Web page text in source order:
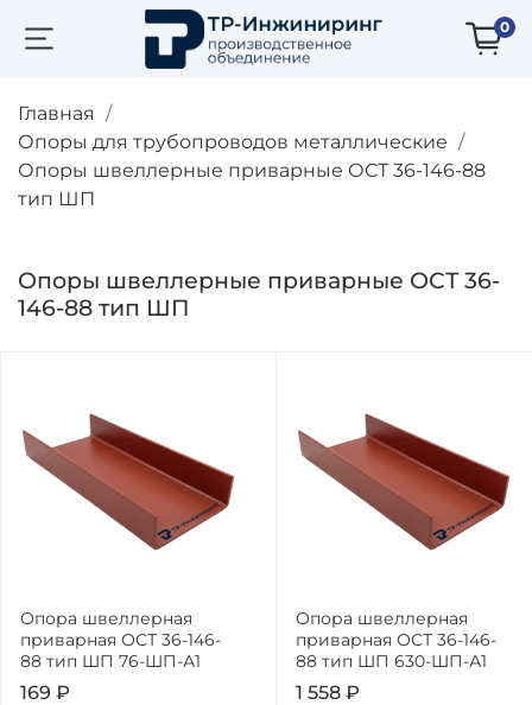
0
Главная
Опоры для трубопроводов металлические
Опоры швеллерные приварные ОСТ 36-146-88
тип ШП
Опоры швеллерные приварные ОСТ 36-
146-88 тип ШП
Опора швеллерная
приварная ОСТ 36-146-
88 тип ШП 76-ШП-А1
169 ₽
Опора швеллерная
приварная ОСТ 36-146-
88 тип ШП 630-ШП-А1
1 558 ₽